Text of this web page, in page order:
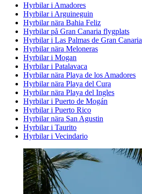
Hyrbilar i Amadores
Hyrbilar i Arguineguin
Hyrbilar nära Bahia Feliz
Hyrbilar på Gran Canaria flygplats
Hyrbilar i Las Palmas de Gran Canaria
Hyrbilar nära Meloneras
Hyrbilar i Mogan
Hyrbilar i Patalavaca
Hyrbilar nära Playa de los Amadores
Hyrbilar nära Playa del Cura
Hyrbilar nära Playa del Ingles
Hyrbilar i Puerto de Mogán
Hyrbilar i Puerto Rico
Hyrbilar nära San Agustin
Hyrbilar i Taurito
Hyrbilar i Vecindario